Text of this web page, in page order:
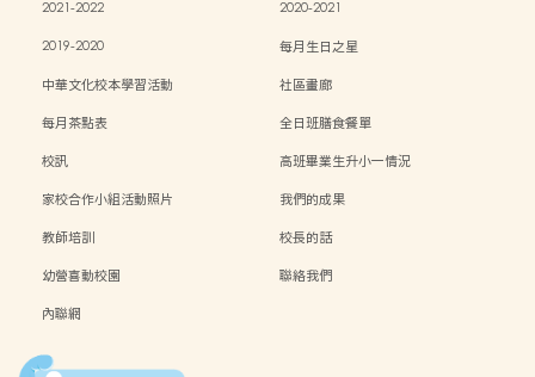
2021-2022
2020-2021
2019-2020
每月生日之星
中華文化校本學習活動
社區畫廊
每月茶點表
全日班膳食餐單
校訊
高班畢業生升小一情況
家校合作小組活動照片
我們的成果
教師培訓
校長的話
幼營喜動校園
聯絡我們
內聯網